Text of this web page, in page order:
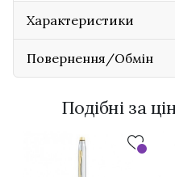
Характеристики
Повернення/Обмін
Подібні за